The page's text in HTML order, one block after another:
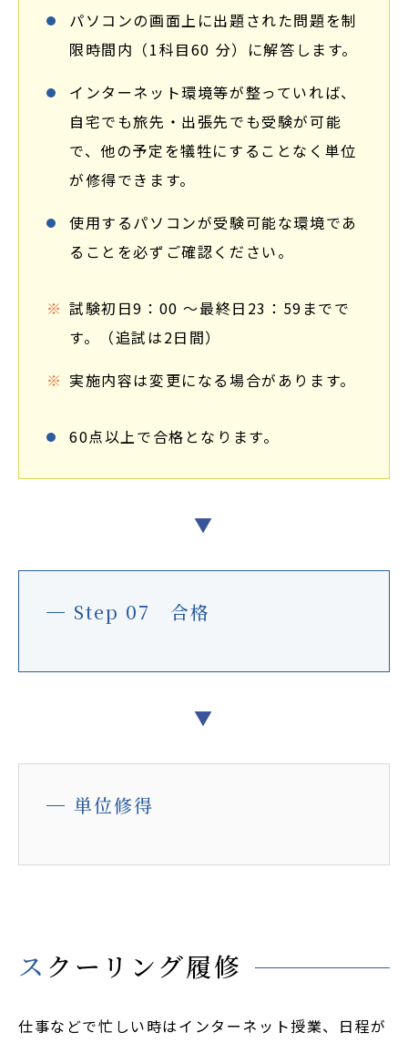
パソコンの画面上に出題された問題を制
限時間内（1科目60 分）に解答します。
インターネット環境等が整っていれば、
自宅でも旅先・出張先でも受験が可能
で、他の予定を犠牲にすることなく単位
が修得できます。
使用するパソコンが受験可能な環境であ
ることを必ずご確認ください。
試験初日9：00 ～最終日23：59までで
す。（追試は2日間）
実施内容は変更になる場合があります。
60点以上で合格となります。
▼
Step 07 合格
▼
単位修得
スクーリング履修
仕事などで忙しい時はインターネット授業、日程が